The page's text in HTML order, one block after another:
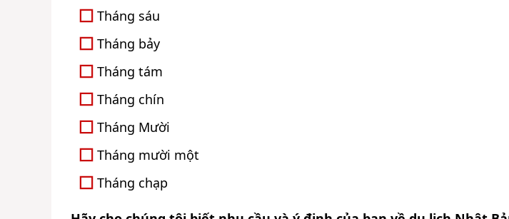
Tháng sáu
Tháng bảy
Tháng tám
Tháng chín
Tháng Mười
Tháng mười một
Tháng chạp